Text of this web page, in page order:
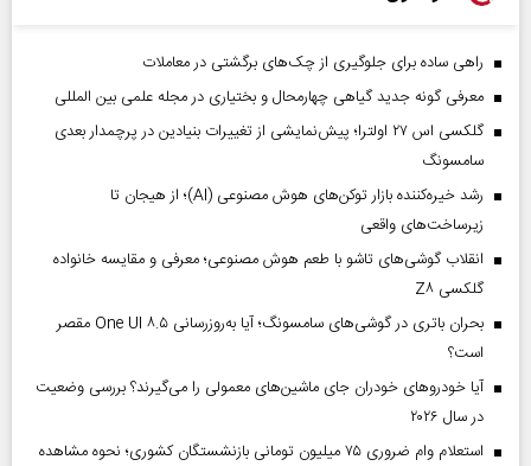
راهی ساده برای جلوگیری از چک‌های برگشتی در معاملات
معرفی گونه جدید گیاهی چهارمحال و بختیاری در مجله علمی بین المللی
گلکسی اس ۲۷ اولترا؛ پیش‌نمایشی از تغییرات بنیادین در پرچمدار بعدی
سامسونگ
رشد خیره‌کننده بازار توکن‌های هوش مصنوعی (AI)؛ از هیجان تا
زیرساخت‌های واقعی
انقلاب گوشی‌های تاشو‌ با طعم هوش مصنوعی؛ معرفی و مقایسه خانواده
گلکسی Z۸
بحران باتری در گوشی‌های سامسونگ؛ آیا به‌روزرسانی One UI ۸.۵ مقصر
است؟
آیا خودروهای خودران جای ماشین‌های معمولی را می‌گیرند؟ بررسی وضعیت
در سال ۲۰۲۶
استعلام وام ضروری ۷۵ میلیون تومانی بازنشستگان کشوری؛ نحوه مشاهده